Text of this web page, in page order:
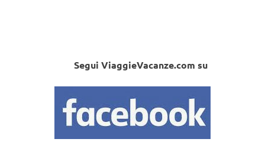
Segui ViaggieVacanze.com su